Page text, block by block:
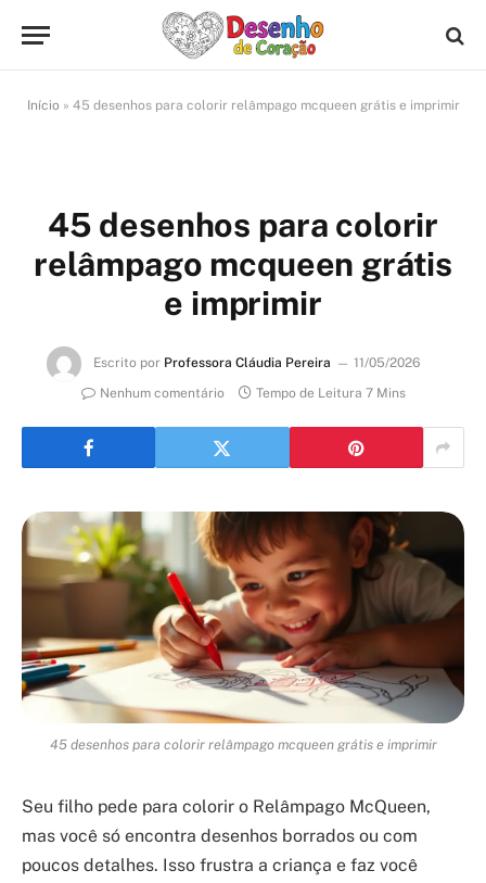
Início » 45 desenhos para colorir relâmpago mcqueen grátis e imprimir
45 desenhos para colorir
relâmpago mcqueen grátis
e imprimir
Escrito por Professora Cláudia Pereira
11/05/2026
Nenhum comentário
Tempo de Leitura 7 Mins
45 desenhos para colorir relâmpago mcqueen grátis e imprimir
Seu filho pede para colorir o Relâmpago McQueen,
mas você só encontra desenhos borrados ou com
poucos detalhes. Isso frustra a criança e faz você